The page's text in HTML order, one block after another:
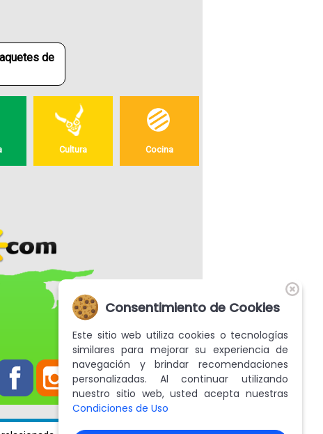
de
Cultura Cocina
Consentimiento de Cookies
Este sitio web utiliza cookies o tecnologías
similares para mejorar su experiencia de
navegación y brindar recomendaciones
personalizadas. Al continuar utilizando
nuestro sitio web, usted acepta nuestras
Condiciones de Uso